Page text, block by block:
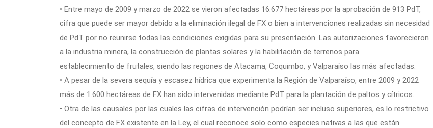
• Entre mayo de 2009 y marzo de 2022 se vieron afectadas 16.677 hectáreas por la aprobación de 913 PdT,
cifra que puede ser mayor debido a la eliminación ilegal de FX o bien a intervenciones realizadas sin necesidad
de PdT por no reunirse todas las condiciones exigidas para su presentación. Las autorizaciones favorecieron
a la industria minera, la construcción de plantas solares y la habilitación de terrenos para
establecimiento de frutales, siendo las regiones de Atacama, Coquimbo, y Valparaíso las más afectadas.
• A pesar de la severa sequía y escasez hídrica que experimenta la Región de Valparaíso, entre 2009 y 2022
más de 1.600 hectáreas de FX han sido intervenidas mediante PdT para la plantación de paltos y cítricos.
• Otra de las causales por las cuales las cifras de intervención podrían ser incluso superiores, es lo restrictivo
del concepto de FX existente en la Ley, el cual reconoce solo como especies nativas a las que están